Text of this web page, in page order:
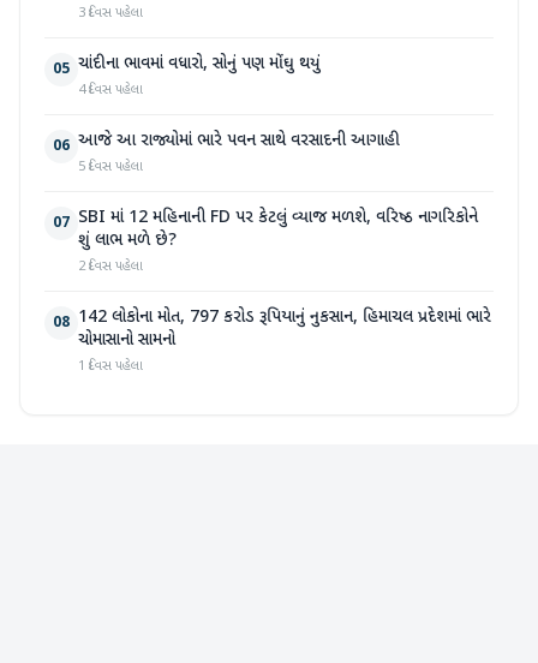
3 દિવસ પહેલા
05 ચાંદીના ભાવમાં વધારો, સોનું પણ મોંઘુ થયું
4 દિવસ પહેલા
06 આજે આ રાજ્યોમાં ભારે પવન સાથે વરસાદની આગાહી
5 દિવસ પહેલા
07 SBI માં 12 મહિનાની FD પર કેટલું વ્યાજ મળશે, વરિષ્ઠ નાગરિકોને
શું લાભ મળે છે?
2 દિવસ પહેલા
08 142 લોકોના મોત, 797 કરોડ રૂપિયાનું નુકસાન, હિમાચલ પ્રદેશમાં ભારે
ચોમાસાનો સામનો
1 દિવસ પહેલા